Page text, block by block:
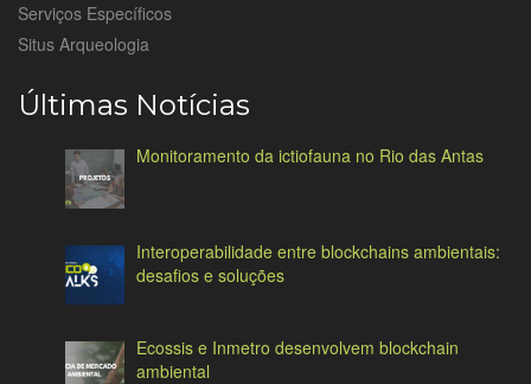
Serviços Específicos
Situs Arqueologia
Últimas Notícias
Monitoramento da ictiofauna no Rio das Antas
Interoperabilidade entre blockchains ambientais:
desafios e soluções
Ecossis e Inmetro desenvolvem blockchain
ambiental